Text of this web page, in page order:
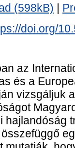
(598kB)
doi.org/
az
és a
vizsgáljuk
hajlandóság